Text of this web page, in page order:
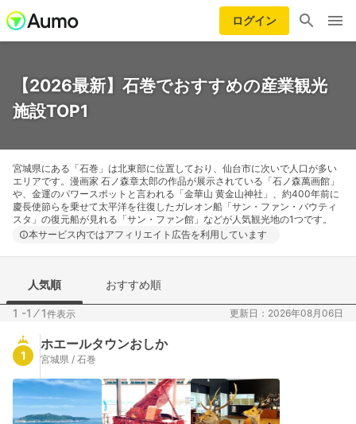
ログイン
【2026最新】石巻でおすすめの産業観光
施設TOP1
宮城県にある「石巻」は北東部に位置しており、仙台市に次いで人口が多い
エリアです。漫画家 石ノ森章太郎の作品が展示されている「石ノ森萬画館」
や、金運のパワースポットと言われる「金華山 黄金山神社」、約400年前に
慶長使節らを乗せて太平洋を往復したガレオン船「サン・ファン・バウティ
スタ」の復元船が見れる「サン・ファン館」などが人気観光地の1つです。
本サービス内ではアフィリエイト広告を利用しています
人気順 おすすめ順
1 -1 ⁄1件表示 更新日：2026年08月06日
1
ホエールタウンおしか
宮城県 / 石巻